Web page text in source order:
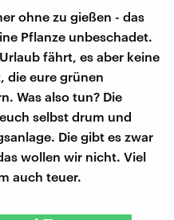
ohne zu gießen - das
Pflanze unbeschadet.
fährt, es aber keine
die eure grünen
Was also tun? Die
selbst drum und
Die gibt es zwar
wollen wir nicht. Viel
auch teuer.